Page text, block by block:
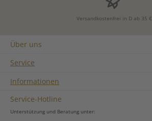
Versandkostenfrei in D ab 35 €
Über uns
Service
Informationen
Service-Hotline
Unterstützung und Beratung unter: